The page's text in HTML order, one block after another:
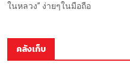
ในหลวง” ง่ายๆในมือถือ
คลังเก็บ